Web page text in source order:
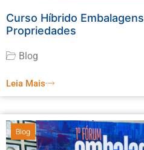
Curso Híbrido
Propriedades
Blog
Leia Mais
Blog